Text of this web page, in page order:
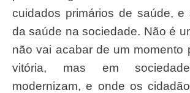
cuidados primários de saúde, e
da saúde na sociedade. Não é
não vai acabar de um momento
vitória, mas em
modernizam, e onde os